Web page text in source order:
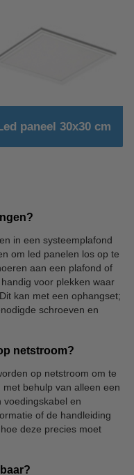
paneel 30x30 cm
in een systeemplafond
om led panelen los op te
aan een plafond of
voor plekken waar
kan met een ophangset;
schroeven en
netstroom?
op netstroom om te
behulp van alleen een
voedingskabel en
of de handleiding
deze precies moet